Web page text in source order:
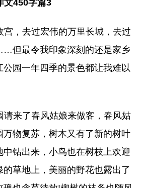
文450字篇3
宫，去过宏伟的万里长城，去过
但最令我印象深刻的还是家乡
公园一年四季的景色都让我难以
请来了春风姑娘来做客，春风姑
万物复苏，树木又有了新的树叶
钻出来，小鸟也在树枝上欢迎
草地上，美丽的野花也露出了